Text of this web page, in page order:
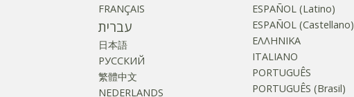
FRANÇAIS
עברית
日本語
РУССКИЙ
繁體中文
NEDERLANDS
ESPAÑOL (Latino)
ESPAÑOL (Castellano)
ΕΛΛΗΝΙΚA
ITALIANO
PORTUGUÊS
PORTUGUÊS (Brasil)‎